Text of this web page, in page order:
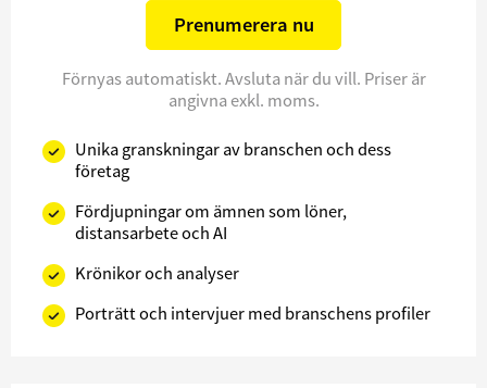
Prenumerera nu
Förnyas automatiskt. Avsluta när du vill. Priser är
angivna exkl. moms.
Unika granskningar av branschen och dess
företag
Fördjupningar om ämnen som löner,
distansarbete och AI
Krönikor och analyser
Porträtt och intervjuer med branschens profiler